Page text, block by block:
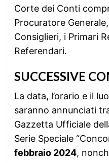
Corte dei Conti
Procuratore
Consiglieri, i Primari
Referendari.
SUCCESSIVE
La data, l’orario e il
saranno annunciati
Gazzetta Ufficiale
Serie Speciale
febbraio 2024,